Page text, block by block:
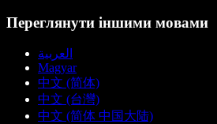
Переглянути іншими мовами
العربية
Magyar
中文 (简体)
中文 (台灣)
中文 (简体 中国大陆)